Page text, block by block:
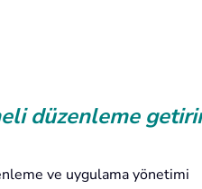
düzenleme
ve uygulama yönetimi